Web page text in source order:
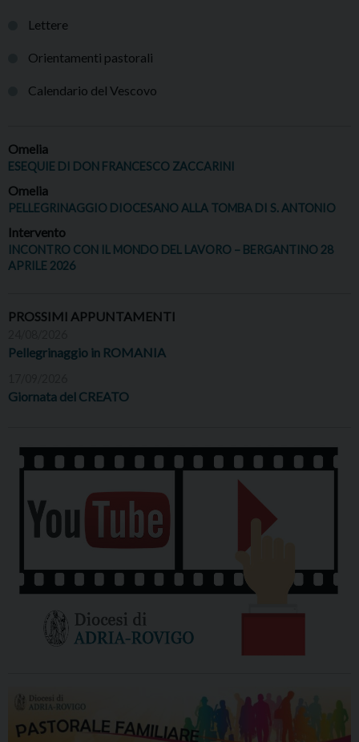
Lettere
Orientamenti pastorali
Calendario del Vescovo
Omelia
ESEQUIE DI DON FRANCESCO ZACCARINI
Omelia
PELLEGRINAGGIO DIOCESANO ALLA TOMBA DI S. ANTONIO
Intervento
INCONTRO CON IL MONDO DEL LAVORO – BERGANTINO 28
APRILE 2026
PROSSIMI APPUNTAMENTI
Pellegrinaggio in ROMANIA
Giornata del CREATO